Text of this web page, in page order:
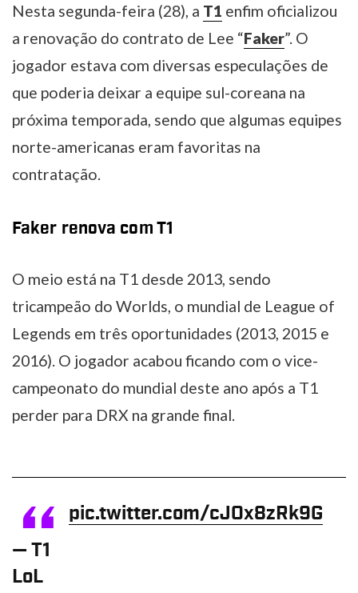
Nesta segunda-feira (28), a T1 enfim oficializou
a renovação do contrato de Lee “Faker”. O
jogador estava com diversas especulações de
que poderia deixar a equipe sul-coreana na
próxima temporada, sendo que algumas equipes
norte-americanas eram favoritas na
contratação.
Faker renova com T1
O meio está na T1 desde 2013, sendo
tricampeão do Worlds, o mundial de League of
Legends em três oportunidades (2013, 2015 e
2016). O jogador acabou ficando com o vice-
campeonato do mundial deste ano após a T1
perder para DRX na grande final.
pic.twitter.com/cJOx8zRk9G
— T1
LoL